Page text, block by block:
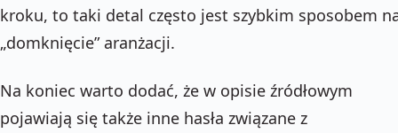
kroku, to taki detal często jest szybkim sposobem
„domknięcie” aranżacji.
Na koniec warto dodać, że w opisie źródłowym
pojawiają się także inne hasła związane z